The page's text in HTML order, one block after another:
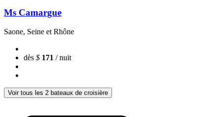
Ms Camargue
Saone, Seine et Rhône
dès $ 171 / nuit
Voir tous les 2 bateaux de croisière